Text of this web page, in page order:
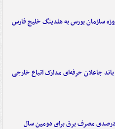
جاعلان حرفه‌ای مدارک اتباع خارجی
۳ درصدی مصرف برق برای دومین سال